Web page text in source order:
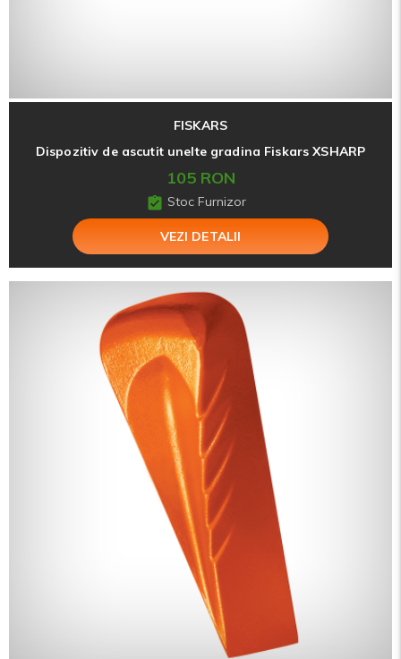
FISKARS
Dispozitiv de ascutit unelte gradina Fiskars XSHARP
105 RON
Stoc Furnizor
VEZI DETALII